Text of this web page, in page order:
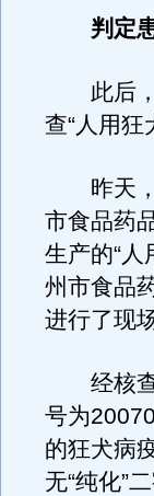
判定患
此后，
查“人用狂
昨天，
市食品药
生产的“
州市食品
进行了现
经核查
号为
的狂犬病
无“纯化”二